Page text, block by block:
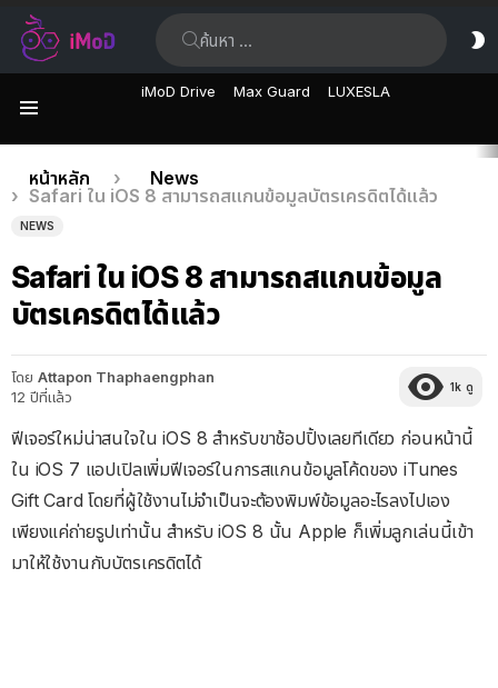
iMoD Drive Max Guard LUXESLA
เรื่อง
ล่าสุด
คุณอยู่ที่นี่:
หน้าหลัก
News
Safari ใน iOS 8 สามารถสแกนข้อมูลบัตรเครดิตได้แล้ว
NEWS
Safari ใน iOS 8 สามารถสแกนข้อมูล
บัตรเครดิตได้แล้ว
โดย Attapon Thaphaengphan
12 ปีที่แล้ว
1k ดู
ฟีเจอร์ใหม่น่าสนใจใน iOS 8 สำหรับขาช้อปปิ้งเลยทีเดียว ก่อนหน้านี้
ใน iOS 7 แอปเปิลเพิ่มฟีเจอร์ในการสแกนข้อมูลโค้ดของ iTunes
Gift Card โดยที่ผู้ใช้งานไม่จำเป็นจะต้องพิมพ์ข้อมูลอะไรลงไปเอง
เพียงแค่ถ่ายรูปเท่านั้น สำหรับ iOS 8 นั้น Apple ก็เพิ่มลูกเล่นนี้เข้า
มาให้ใช้งานกับบัตรเครดิตได้